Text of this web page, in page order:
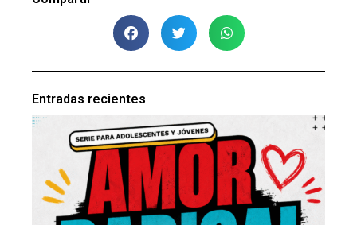
Entradas recientes